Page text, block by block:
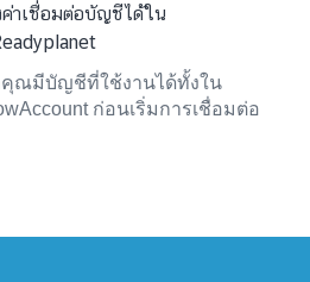
าเชื่อมต่อบัญชีได้ใน
คุณมีบัญชีที่ใช้งานได้ทั้งใน
ก่อนเริ่มการเชื่อมต่อ